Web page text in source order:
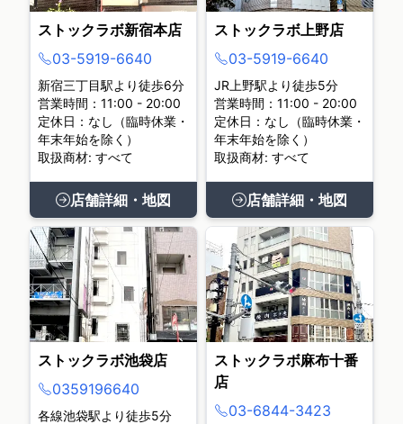
ストックラボ新宿本店
03-5919-6640
新宿三丁目駅より徒歩6分
営業時間：11:00 - 20:00
定休日：なし（臨時休業・
年末年始を除く）
取扱商材: すべて
店舗詳細・地図
ストックラボ上野店
03-5919-6640
JR上野駅より徒歩5分
営業時間：11:00 - 20:00
定休日：なし（臨時休業・
年末年始を除く）
取扱商材: すべて
店舗詳細・地図
ストックラボ池袋店
0359196640
各線池袋駅より徒歩5分
ストックラボ麻布十番
店
03-6844-3423